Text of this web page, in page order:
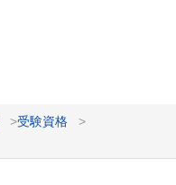
受験資格